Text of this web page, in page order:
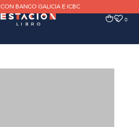
BANCO GALICIA E ICBC
0 0